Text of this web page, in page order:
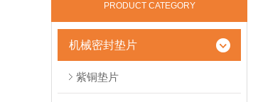
PRODUCT CATEGORY
机械密封垫片
紫铜垫片